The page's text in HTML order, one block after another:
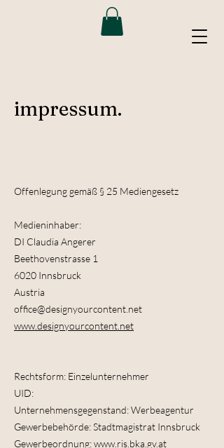
impressum.
Offenlegung gemäß § 25 Mediengesetz
Medieninhaber:
DI Claudia Angerer
Beethovenstrasse 1
6020 Innsbruck
Austria
office@designyourcontent.net
www.designyourcontent.net
Rechtsform: Einzelunternehmer
UID:
Unternehmensgegenstand: Werbeagentur
Gewerbebehörde: Stadtmagistrat Innsbruck
Gewerbeordnung: www.ris.bka.gv.at